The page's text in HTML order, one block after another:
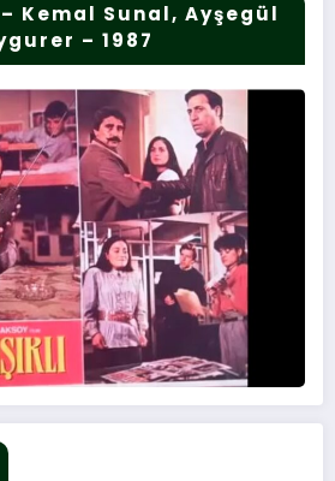
Kemal Sunal, Ayşegül
– 1987